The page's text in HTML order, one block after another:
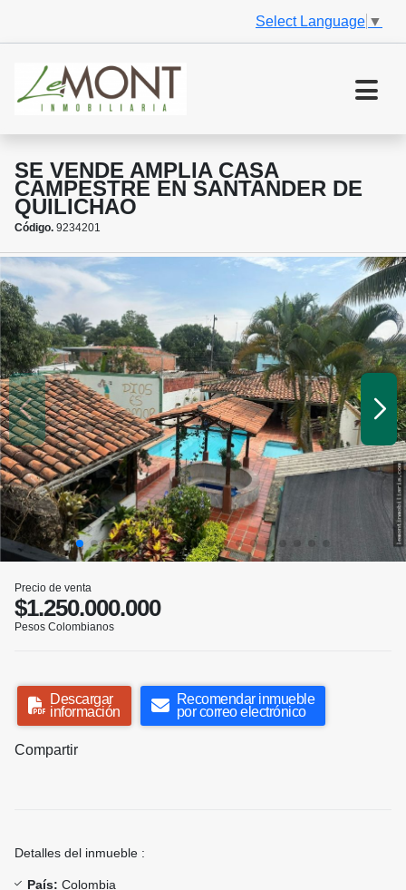
Select Language ▼
SE VENDE AMPLIA CASA
CAMPESTRE EN SANTANDER DE
QUILICHAO
Código. 9234201
Precio de venta
$1.250.000.000
Pesos Colombianos
Descargar
información
Recomendar inmueble
por correo electrónico
Compartir
Detalles del inmueble :
País: Colombia